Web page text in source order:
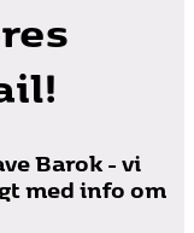
Barok - vi
med info om